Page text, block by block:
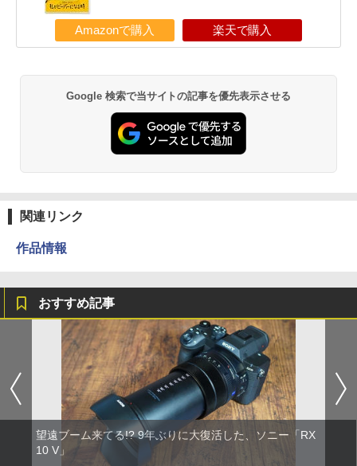
Amazonで購入 楽天で購入
Google 検索で当サイトの記事を優先表示させる
関連リンク
作品情報
おすすめ記事
望遠ブーム来てる!? 9年ぶりに大復活した、ソニー「RX
10 V」